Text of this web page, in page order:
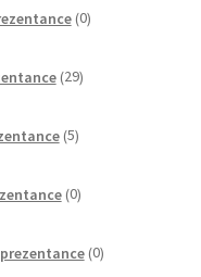
0izdelkov
29izdelkov
5izdelkov
0izdelkov
0izdelkov